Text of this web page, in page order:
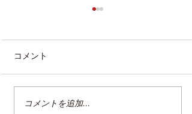
整理収納アドバイザー2級
コメント
コメントを追加…